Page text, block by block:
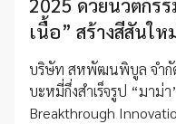
2025 ด้วยนวัตกรร
เนื้อ” สร้างสีสันให
บริษัท สหพัฒนพิบูล จำกั
บะหมี่กึ่งสำเร็จรูป “มาม่า
Breakthrough